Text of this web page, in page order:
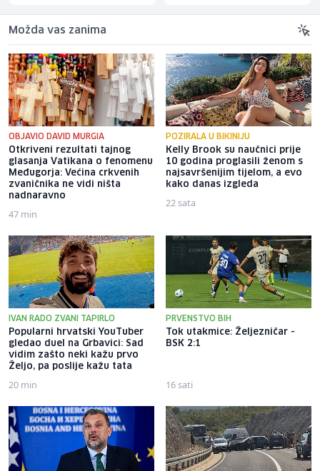
Možda vas zanima
OBJAVIO DAVID MURGIA
Otkriveni rezultati tajnog
glasanja Vatikana o fenomenu
Međugorja: Većina crkvenih
zvaničnika ne vidi ništa
nadnaravno
47 min
POZIRALA U BIKINIJU
Kelly Brook su naučnici prije
10 godina proglasili ženom s
najsavršenijim tijelom, a evo
kako danas izgleda
22 sata
IVAN RADO ZVANI TAPIRLO
Popularni hrvatski YouTuber
gledao duel na Grbavici: Sad
vidim zašto neki kažu prvo
Željo, pa poslije kažu tata
20 min
PRVENSTVO BIH
Tok utakmice: Željezničar -
BSK 2:1
16 sati